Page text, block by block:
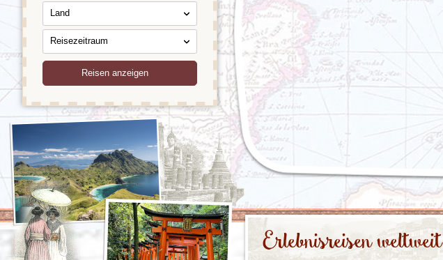
Namibia
Tansania
Guyana
Honduras
Kolumbien
Kuba
Mexiko
Peru
Suriname
Land
Reisezeitraum
Erlebnisreisen weltweit